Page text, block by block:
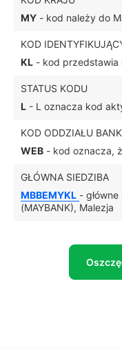
MY - kod należy do
KOD
KL - kod przedstawia
STATUS KODU
L - L oznacza kod
KOD ODDZIAŁU
WEB - kod oznacza,
GŁÓWNA SIEDZIBA
MBBEMYKL - główne
(MAYBANK), Malezja